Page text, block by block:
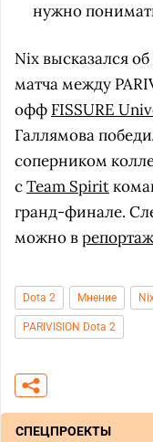
нужно
Nix высказался
матча между
офф FISSURE
Галлямова
соперником
сTeam Spirit
гранд-финале.
можно в
Dota 2 Мнение
PARIVISION Dota 2
СПЕЦПРОЕКТЫ